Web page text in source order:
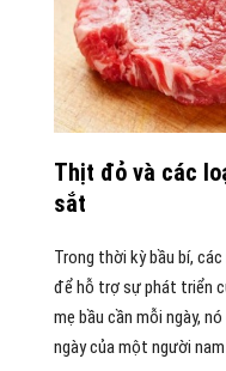
Thịt đỏ và các
sắt
Trong thời kỳ bầu bí,
để hỗ trợ sự phát triển
mẹ bầu cần mỗi ngày,
ngày của một người